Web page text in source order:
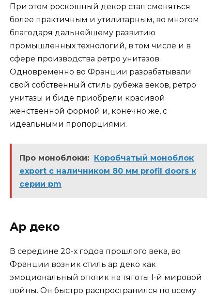
При этом роскошный декор стал сменяться
более практичным и утилитарным, во многом
благодаря дальнейшему развитию
промышленных технологий, в том числе и в
сфере производства ретро унитазов.
Одновременно во Франции разрабатывали
свой собственный стиль рубежа веков, ретро
унитазы и биде приобрели красивой
женственной формой и, конечно же, с
идеальными пропорциями.
Про моноблоки: Коробчатый моноблок
export с наличником 80 мм profil doors к
серии pm
Ар деко
В середине 20-х годов прошлого века, во
Франции возник стиль ар деко как
эмоциональный отклик на тяготы I-й мировой
войны. Он быстро распространился по всему